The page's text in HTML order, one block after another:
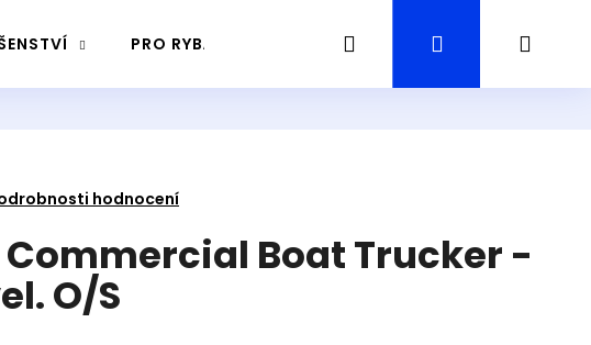
PRO RYBÁŘE PRŮVODCE / GUIDING RYBAŘENÍ
Hledat Přihlášení
hodnocení
Boat Trucker -
O/S